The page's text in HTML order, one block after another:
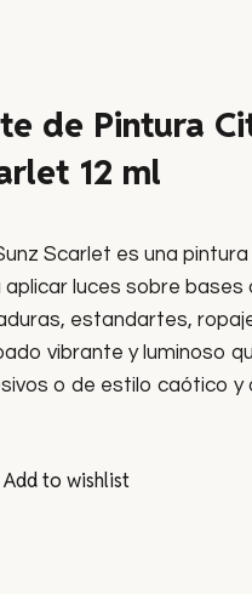
de Pintura
12 ml
Scarlet es una
aplicar luces sobre
estandartes,
vibrante y luminoso
o de estilo caótico y
Add to wishlist